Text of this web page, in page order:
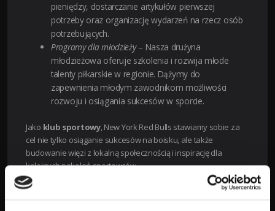
pieniędzy, dostarczanie artykułów pierwszej
potrzeby oraz organizację wydarzeń na rzecz osób
potrzebujących.
Programy dla młodzieży– Nasza drużyna
młodzieżowa oferuje szkolenia i rozwija młode
talenty piłkarskie w regionie. Dążymy do
zapewnienia młodym zawodnikom możliwości
rozwoju i osiągania sukcesów w sporcie.
Jako klub sportowy, New York Red Bulls stawiamy sobie za
cel nie tylko osiąganie sukcesów na boisku, ale także
budowanie więzi z lokalną społecznością i inspirację dla
kolejnych pokoleń sportowców.
Data